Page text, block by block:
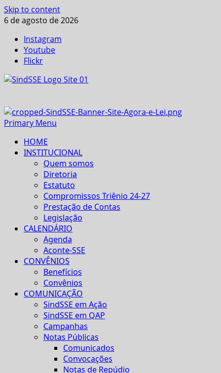
Skip to content
6 de agosto de 2026
Instagram
Youtube
Flickr
Primary Menu
HOME
INSTITUCIONAL
Quem somos
Diretoria
Estatuto
Compromissos Triênio 24-27
Prestação de Contas
Legislação
CALENDÁRIO
Agenda
Aconte-SSE
CONVÊNIOS
Benefícios
Convênios
COMUNICAÇÃO
SindSSE em Ação
SindSSE em QAP
Campanhas
Notas Públicas
Comunicados
Convocações
Notas de Repúdio